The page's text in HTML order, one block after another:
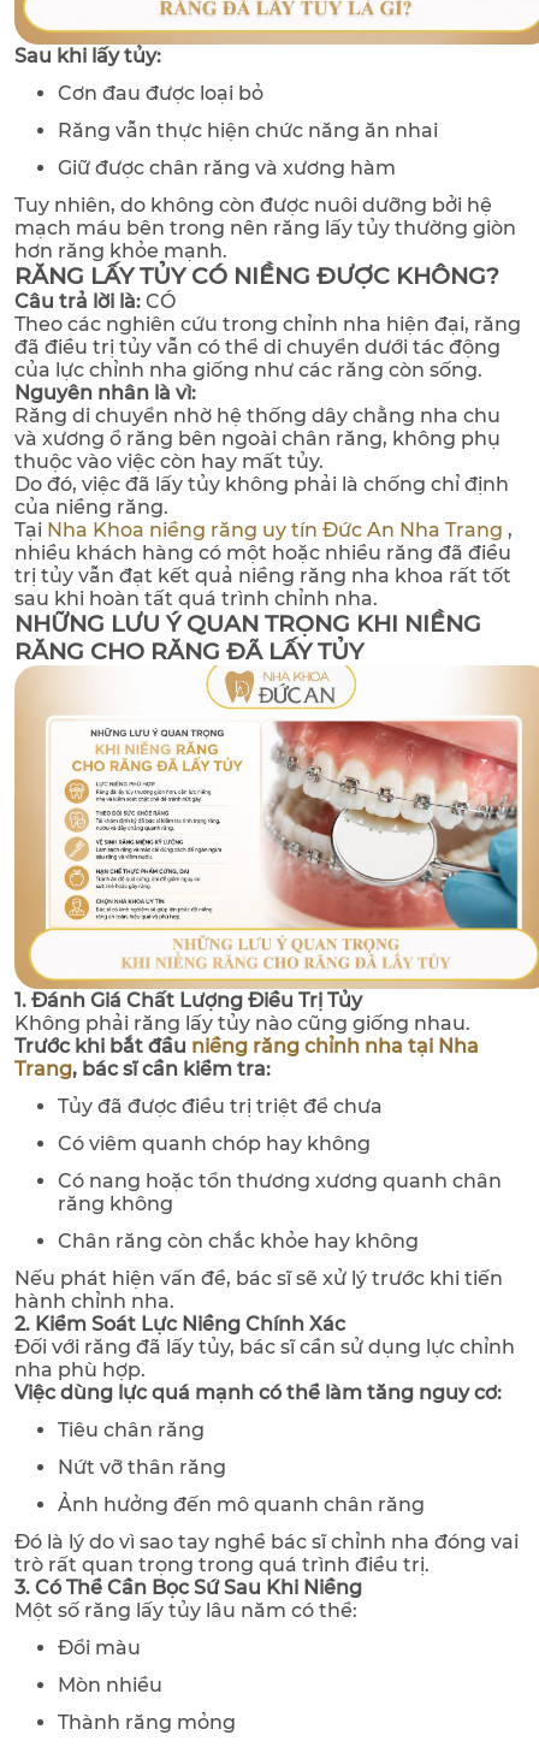
Sau khi lấy tủy:
Cơn đau được loại bỏ
Răng vẫn thực hiện chức năng ăn nhai
Giữ được chân răng và xương hàm
Tuy nhiên, do không còn được nuôi dưỡng bởi hệ
mạch máu bên trong nên răng lấy tủy thường giòn
hơn răng khỏe mạnh.
RĂNG LẤY TỦY CÓ NIỀNG ĐƯỢC KHÔNG?
Câu trả lời là: CÓ
Theo các nghiên cứu trong chỉnh nha hiện đại, răng
đã điều trị tủy vẫn có thể di chuyển dưới tác động
của lực chỉnh nha giống như các răng còn sống.
Nguyên nhân là vì:
Răng di chuyển nhờ hệ thống dây chằng nha chu
và xương ổ răng bên ngoài chân răng, không phụ
thuộc vào việc còn hay mất tủy.
Do đó, việc đã lấy tủy không phải là chống chỉ định
của niềng răng.
Tại Nha Khoa niềng răng uy tín Đức An Nha Trang ,
nhiều khách hàng có một hoặc nhiều răng đã điều
trị tủy vẫn đạt kết quả niềng răng nha khoa rất tốt
sau khi hoàn tất quá trình chỉnh nha.
NHỮNG LƯU Ý QUAN TRỌNG KHI NIỀNG
RĂNG CHO RĂNG ĐÃ LẤY TỦY
1. Đánh Giá Chất Lượng Điều Trị Tủy
Không phải răng lấy tủy nào cũng giống nhau.
Trước khi bắt đầu niềng răng chỉnh nha tại Nha
Trang, bác sĩ cần kiểm tra:
Tủy đã được điều trị triệt để chưa
Có viêm quanh chóp hay không
Có nang hoặc tổn thương xương quanh chân
răng không
Chân răng còn chắc khỏe hay không
Nếu phát hiện vấn đề, bác sĩ sẽ xử lý trước khi tiến
hành chỉnh nha.
2. Kiểm Soát Lực Niềng Chính Xác
Đối với răng đã lấy tủy, bác sĩ cần sử dụng lực chỉnh
nha phù hợp.
Việc dùng lực quá mạnh có thể làm tăng nguy cơ:
Tiêu chân răng
Nứt vỡ thân răng
Ảnh hưởng đến mô quanh chân răng
Đó là lý do vì sao tay nghề bác sĩ chỉnh nha đóng vai
trò rất quan trọng trong quá trình điều trị.
3. Có Thể Cần Bọc Sứ Sau Khi Niềng
Một số răng lấy tủy lâu năm có thể:
Đổi màu
Mòn nhiều
Thành răng mỏng